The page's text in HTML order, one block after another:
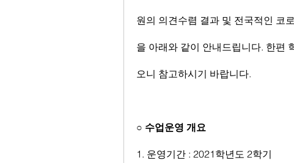
원의 의견수렴 결과 및 전국적인 코
을 아래와 같이 안내드립니다. 한편
오니 참고하시기 바랍니다.
○ 수업운영 개요
1. 운영기간 : 2021학년도 2학기